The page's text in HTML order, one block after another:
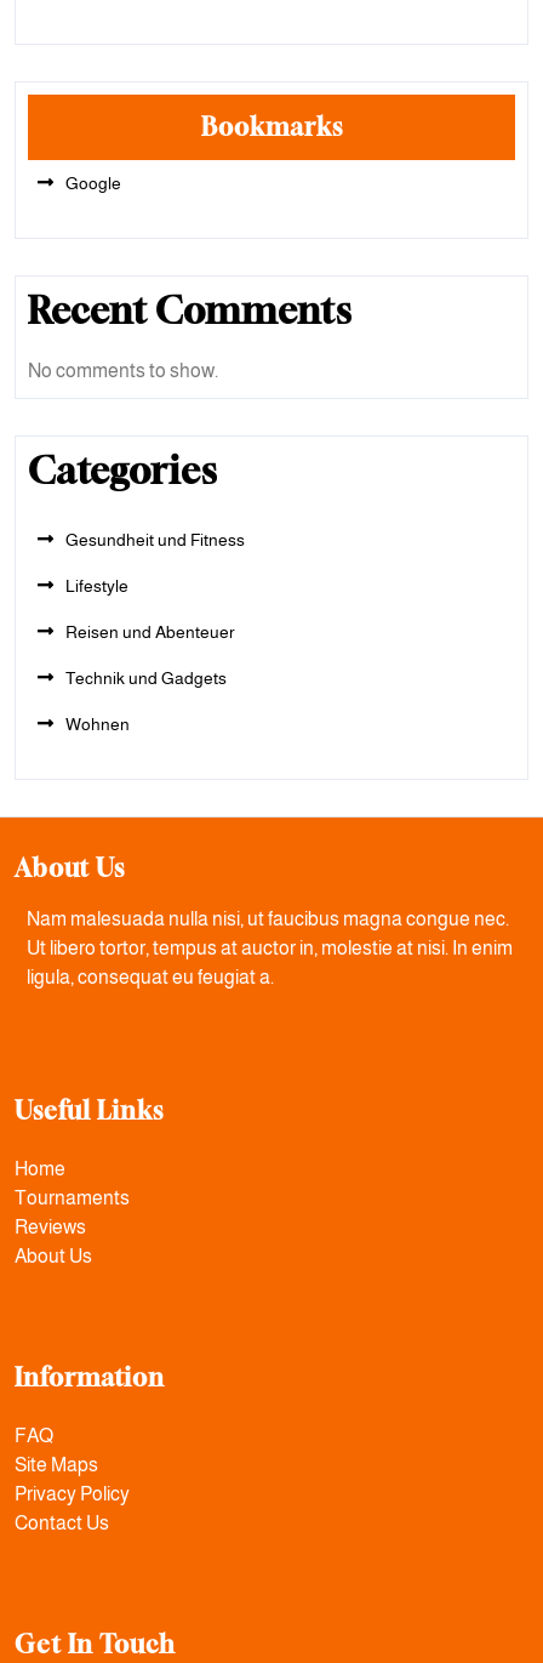
Bookmarks
Google
Recent Comments
No comments to show.
Categories
Gesundheit und Fitness
Lifestyle
Reisen und Abenteuer
Technik und Gadgets
Wohnen
About Us
Nam malesuada nulla nisi, ut faucibus magna congue nec.
Ut libero tortor, tempus at auctor in, molestie at nisi. In enim
ligula, consequat eu feugiat a.
Useful Links
Home
Tournaments
Reviews
About Us
Information
FAQ
Site Maps
Privacy Policy
Contact Us
Get In Touch